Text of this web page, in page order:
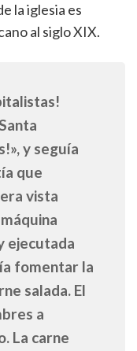
la iglesia es
al siglo XIX.
y seguía
que
vista
ejecutada
fomentar la
salada. El
a
La carne